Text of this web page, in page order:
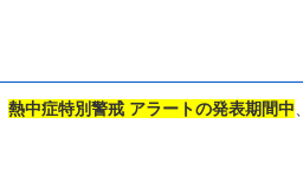
熱中症特別警戒 アラートの発表期間中